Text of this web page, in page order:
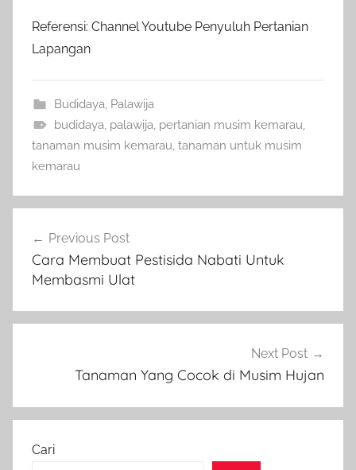
Referensi: Channel Youtube Penyuluh Pertanian
Lapangan
Budidaya, Palawija
budidaya, palawija, pertanian musim kemarau,
tanaman musim kemarau, tanaman untuk musim
kemarau
pos
Previous Post
Cara Membuat Pestisida Nabati Untuk
Membasmi Ulat
Next Post
Tanaman Yang Cocok di Musim Hujan
Cari